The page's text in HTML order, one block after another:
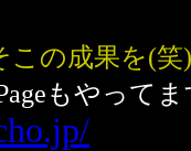
この成果を(笑)
もやって